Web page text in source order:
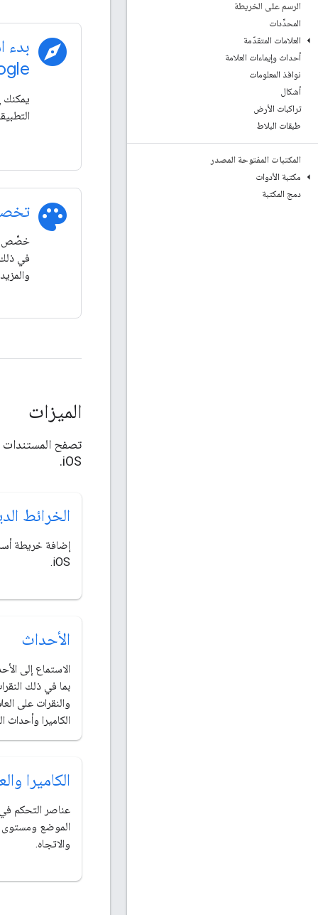
الرسم على الخريطة
المحدِّدات
العلامات المتقدّمة
أحداث وإيماءات العلامة
نوافذ المعلومات
أشكال
تراكبات الأرض
طبقات البلاط
المكتبات المفتوحة المصدر
مكتبة الأدوات
دمج المكتبة
explore بدء
يمكنك
palette
خصِّص
في ذلك
الميزات
iOS.
الخرائط
إضافة خريطة
iOS.
الأحداث
الاستماع إلى
بما في ذلك
والنقرات على
الكاميرا وأحداث
الكاميرا
عناصر التحكم في
الموضع ومستوى
والاتجاه.